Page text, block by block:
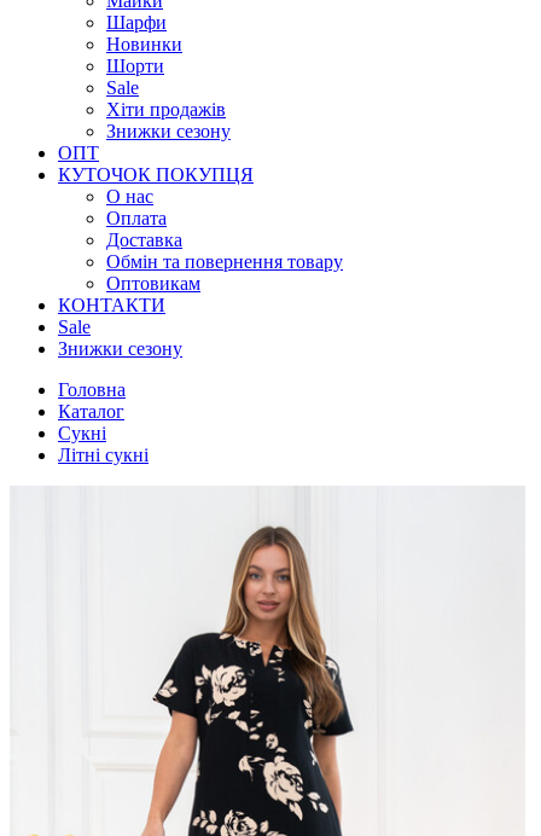
Шарфи
Новинки
Шорти
Sale
Хіти продажів
Знижки сезону
ОПТ
КУТОЧОК ПОКУПЦЯ
О нас
Оплата
Доставка
Обмін та повернення товару
Оптовикам
КОНТАКТИ
Sale
Знижки сезону
Головна
Каталог
Сукні
Літні сукні